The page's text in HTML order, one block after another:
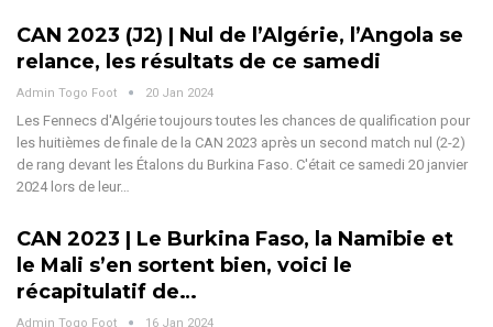
CAN 2023 (J2) | Nul de l’Algérie, l’Angola se
relance, les résultats de ce samedi
Admin Togo Foot 20 Jan 2024
Les Fennecs d'Algérie toujours toutes les chances de qualification pour
les huitièmes de finale de la CAN 2023 après un second match nul (2-2)
de rang devant les Étalons du Burkina Faso. C'était ce samedi 20 janvier
2024 lors de leur…
CAN 2023 | Le Burkina Faso, la Namibie et
le Mali s’en sortent bien, voici le
récapitulatif de…
Admin Togo Foot 16 Jan 2024